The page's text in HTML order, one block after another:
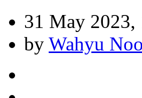
31 May 2023,
by Wahyu